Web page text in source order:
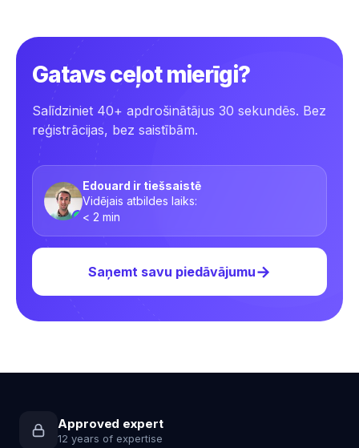
Gatavs ceļot mierīgi?
Salīdziniet 40+ apdrošinātājus 30 sekundēs. Bez
reģistrācijas, bez saistībām.
Edouard ir tiešsaistē
Vidējais atbildes laiks:
< 2 min
Saņemt savu piedāvājumu→
Approved expert
12 years of expertise